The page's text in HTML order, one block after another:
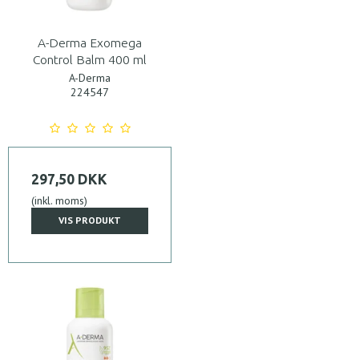
A-Derma Exomega
Control Balm 400 ml
A-Derma
224547
297,50 DKK
(inkl. moms)
VIS PRODUKT